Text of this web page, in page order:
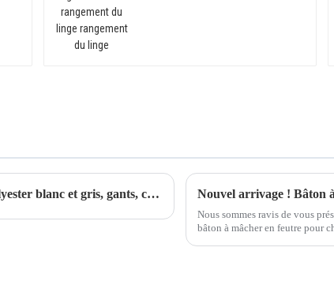
En stock ! Ensemble de sauna en feutre polyester blanc et gris, gants, chaussons, coussins (lot de 5 pièces) Nouvel arrivage ! Bâton
Nous sommes ravis de vous
bâton à mâcher en feutre pour